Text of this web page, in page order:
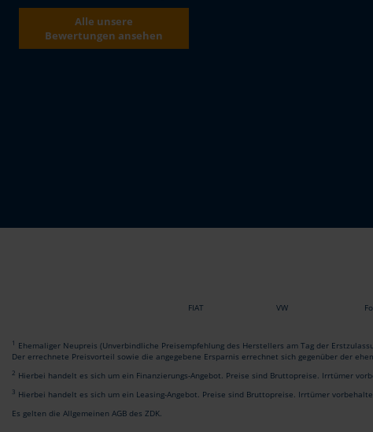
Alle unsere
Bewertungen ansehen
FIAT VW
1 Ehemaliger Neupreis (Unverbindliche Preisempfehlung des Herstellers am Tag der
Der errechnete Preisvorteil sowie die angegebene Ersparnis errechnet sich gegenüber der
2 Hierbei handelt es sich um ein Finanzierungs-Angebot. Preise sind Bruttopreise. Irrtümer
3 Hierbei handelt es sich um ein Leasing-Angebot. Preise sind Bruttopreise. Irrtümer
Es gelten die Allgemeinen AGB des ZDK.